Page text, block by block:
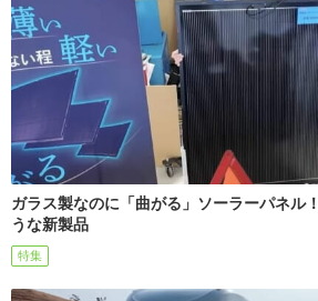
ガラス製なのに「曲がる」ソーラーパネル
うな新製品
特集